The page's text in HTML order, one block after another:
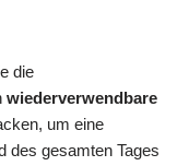
die
wiederverwendbare
um eine
des gesamten Tages